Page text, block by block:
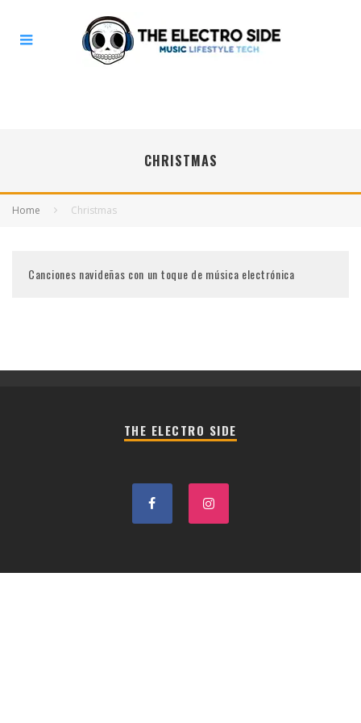
CHRISTMAS
Home Christmas
Canciones navideñas con un toque de música electrónica
THE ELECTRO SIDE